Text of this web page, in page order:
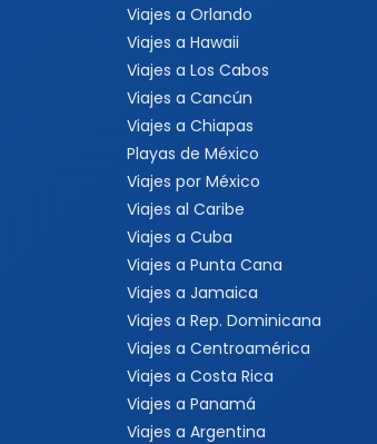
Viajes a Orlando
Viajes a Hawaii
Viajes a Los Cabos
Viajes a Cancún
Viajes a Chiapas
Playas de México
Viajes por México
Viajes al Caribe
Viajes a Cuba
Viajes a Punta Cana
Viajes a Jamaica
Viajes a Rep. Dominicana
Viajes a Centroamérica
Viajes a Costa Rica
Viajes a Panamá
Viajes a Argentina